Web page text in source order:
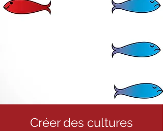
Créer des cultures